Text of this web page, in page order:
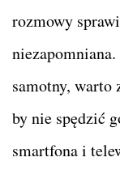
rozmowy
samotny, warto
by nie spędzić
smartfona i